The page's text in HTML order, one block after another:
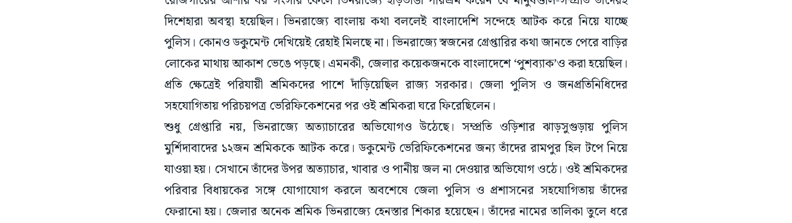
দিশেহারা অবস্থা হয়েছিল। ভিনরাজ্যে বাংলায় কথা বললেই বাংলাদেশি সন্দেহে আটক করে নিয়ে যাচ্ছে
পুলিস। কোনও ডকুমেন্ট দেখিয়েই রেহাই মিলছে না। ভিনরাজ্যে স্বজনের গ্রেপ্তারির কথা জানতে পেরে বাড়ির
লোকের মাথায় আকাশ ভেঙে পড়ছে। এমনকী, জেলার কয়েকজনকে বাংলাদেশে ‘পুশব্যাক’ও করা হয়েছিল।
প্রতি ক্ষেত্রেই পরিযায়ী শ্রমিকদের পাশে দাঁড়িয়েছিল রাজ্য সরকার। জেলা পুলিস ও জনপ্রতিনিধিদের
সহযোগিতায় পরিচয়পত্র ভেরিফিকেশনের পর ওই শ্রমিকরা ঘরে ফিরেছিলেন।
শুধু গ্রেপ্তারি নয়, ভিনরাজ্যে অত্যাচারের অভিযোগও উঠেছে। সম্প্রতি ওড়িশার ঝাড়সুগুড়ায় পুলিস
মুর্শিদাবাদের ১২জন শ্রমিককে আটক করে। ডকুমেন্ট ভেরিফিকেশনের জন্য তাঁদের রামপুর হিল টপে নিয়ে
যাওয়া হয়। সেখানে তাঁদের উপর অত্যাচার, খাবার ও পানীয় জল না দেওয়ার অভিযোগ ওঠে। ওই শ্রমিকদের
পরিবার বিধায়কের সঙ্গে যোগাযোগ করলে অবশেষে জেলা পুলিস ও প্রশাসনের সহযোগিতায় তাঁদের
ফেরানো হয়। জেলার অনেক শ্রমিক ভিনরাজ্যে হেনস্তার শিকার হয়েছেন। তাঁদের নামের তালিকা তুলে ধরে